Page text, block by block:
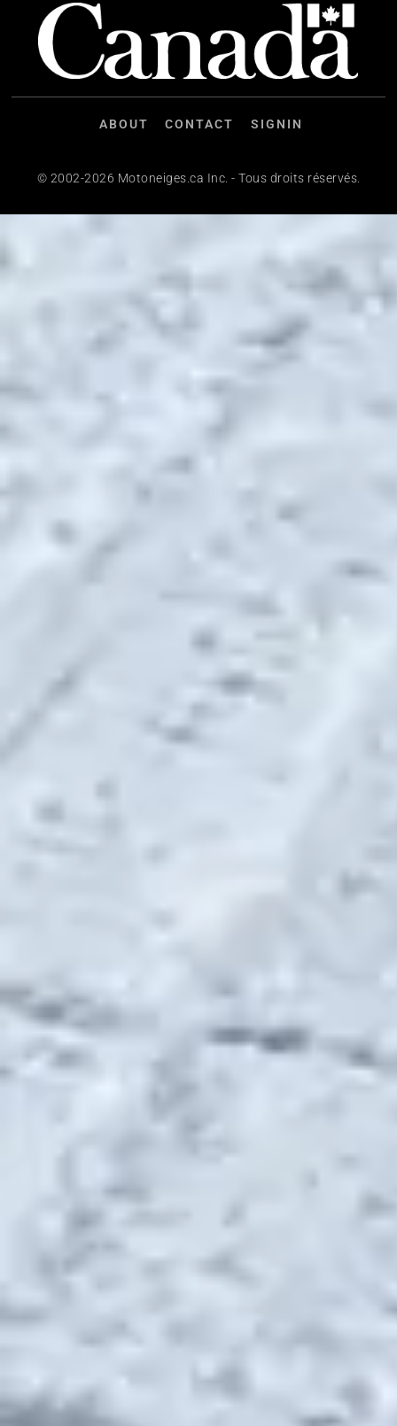
ABOUT CONTACT SIGNIN
© 2002-2026 Motoneiges.ca Inc. - Tous droits réservés.